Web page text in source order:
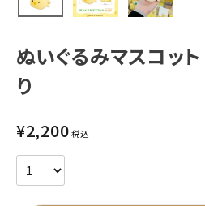
モチーフから探す
キャラクターから探す
INFORMATION
お知らせ
ぬいぐるみマスコッ
り
¥2,200 税込